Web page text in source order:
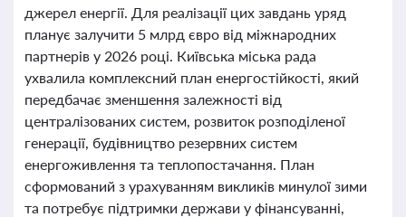
джерел енергії. Для реалізації цих завдань уряд
планує залучити 5 млрд євро від міжнародних
партнерів у 2026 році. Київська міська рада
ухвалила комплексний план енергостійкості, який
передбачає зменшення залежності від
централізованих систем, розвиток розподіленої
генерації, будівництво резервних систем
енергоживлення та теплопостачання. План
сформований з урахуванням викликів минулої зими
та потребує підтримки держави у фінансуванні,